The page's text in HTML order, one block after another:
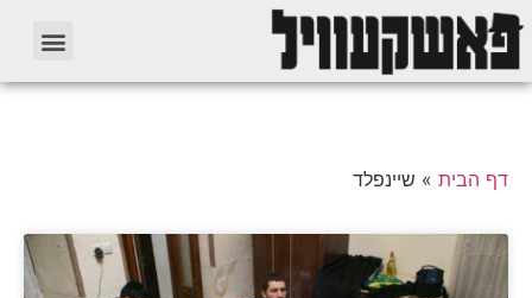
דף הבית » שיינפלד